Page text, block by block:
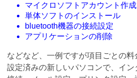
マイクロソフトアカウント作成
単体ソフトのインストール
bluetooth機器の接続設定
アプリケーションの削除
などなど、一例ですが項目ごとの
設定済みの新しいパソコンで、イ